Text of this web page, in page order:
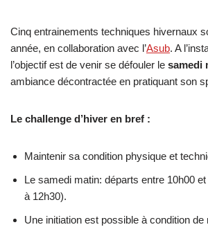
Cinq entrainements techniques hivernaux
année, en collaboration avec l’Asub. A
l’objectif est de venir se défouler le samedi
ambiance décontractée en pratiquant son
Le challenge d’hiver en bref :
Maintenir sa condition physique et
Le samedi matin: départs entre 10h00
à 12h30).
Une initiation est possible à condition de